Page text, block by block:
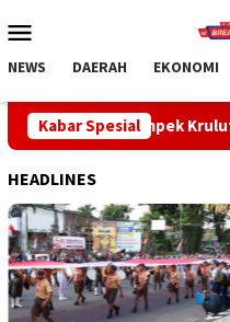
ke
Mobile
NEWS DAERAH EKONOMI
Kabar Spesial
Krulut, Pemkab Bangli
HEADLINES